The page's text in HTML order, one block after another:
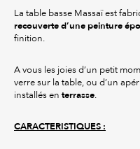
La table basse Massaï est
recouverte d’une peinture
finition.
A vous les joies d’un petit
verre sur la table, ou d’un
installés en terrasse.
CARACTERISTIQUES :